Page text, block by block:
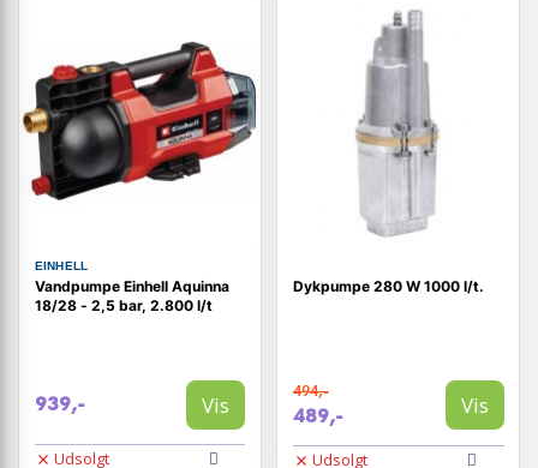
EINHELL
Vandpumpe Einhell Aquinna
18/28 - 2,5 bar, 2.800 l/t
939,- Vis
Udsolgt
Dykpumpe 280 W 1000 l/t.
494,-
489,- Vis
Udsolgt